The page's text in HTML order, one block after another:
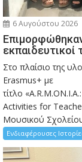
6 Αυγούστου 2026
Στο πλαίσιο της
Erasmus+ με
τίτλο
Activities for
Μουσικού
Ενδιαφέρουσες